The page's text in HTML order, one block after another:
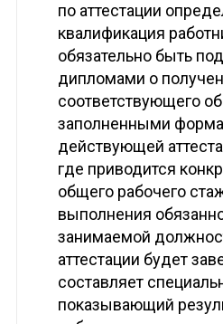
по аттестации
квалификация
обязательно быть
дипломами о
соответствующего
заполненными
действующей
где приводится
общего рабочего
выполнения
занимаемой
аттестации будет
составляет
показывающий